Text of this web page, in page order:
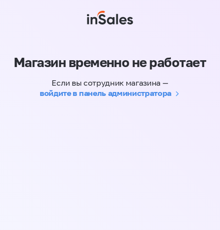
Магазин временно не работает
Если вы сотрудник магазина —
войдите в панель администратора